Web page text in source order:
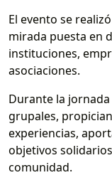
El evento se
mirada puesta en
instituciones,
asociaciones.
Durante la
grupales,
experiencias,
objetivos
comunidad.